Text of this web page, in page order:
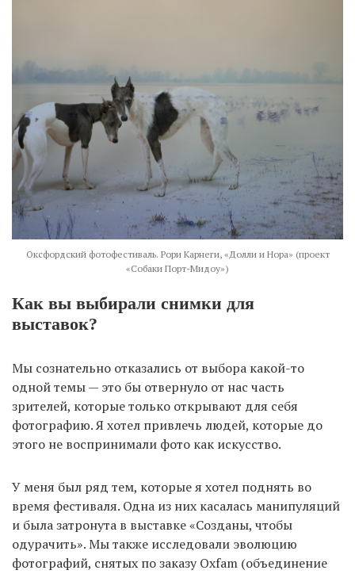
Оксфордский фотофестиваль. Рори Карнеги, «Долли и Нора» (проект
«Собаки Порт-Мидоу»)
Как вы выбирали снимки для
выставок?
Мы сознательно отказались от выбора какой-то
одной темы — это бы отвернуло от нас часть
зрителей, которые только открывают для себя
фотографию. Я хотел привлечь людей, которые до
этого не воспринимали фото как искусство.
У меня был ряд тем, которые я хотел поднять во
время фестиваля. Одна из них касалась манипуляций
и была затронута в выставке «Созданы, чтобы
одурачить». Мы также исследовали эволюцию
фотографий, снятых по заказу Oxfam (объединение